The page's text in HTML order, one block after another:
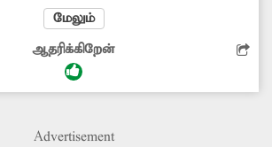
வரும் குழந்தைகள்
சேதமடைந்த
வேண்டும்.
மேலும்
ஆதரிக்கிறேன்
Advertisement